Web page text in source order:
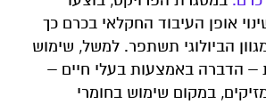
אופן העיבוד החקלאי בכרם כך
הביולוגי תשתפר. למשל, שימוש
– הדברה באמצעות בעלי חיים –
במקום שימוש בחומרי